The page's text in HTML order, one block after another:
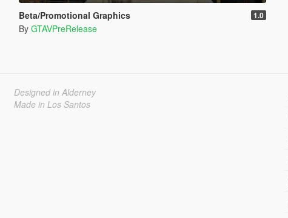
Beta/Promotional Graphics 1.0
By GTAVPreRelease
Designed in Alderney
Made in Los Santos